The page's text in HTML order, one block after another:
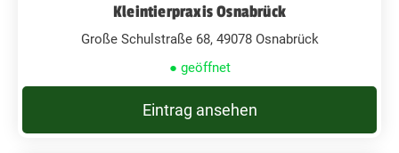
Kleintierpraxis Osnabrück
Große Schulstraße 68, 49078 Osnabrück
● geöffnet
Eintrag ansehen